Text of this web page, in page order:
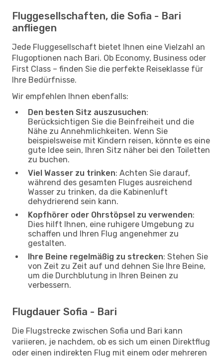
Fluggesellschaften, die Sofia - Bari
anfliegen
Jede Fluggesellschaft bietet Ihnen eine Vielzahl an
Flugoptionen nach Bari. Ob Economy, Business oder
First Class – finden Sie die perfekte Reiseklasse für
Ihre Bedürfnisse.
Wir empfehlen Ihnen ebenfalls:
Den besten Sitz auszusuchen:
Berücksichtigen Sie die Beinfreiheit und die
Nähe zu Annehmlichkeiten. Wenn Sie
beispielsweise mit Kindern reisen, könnte es eine
gute Idee sein, Ihren Sitz näher bei den Toiletten
zu buchen.
Viel Wasser zu trinken: Achten Sie darauf,
während des gesamten Fluges ausreichend
Wasser zu trinken, da die Kabinenluft
dehydrierend sein kann.
Kopfhörer oder Ohrstöpsel zu verwenden:
Dies hilft Ihnen, eine ruhigere Umgebung zu
schaffen und Ihren Flug angenehmer zu
gestalten.
Ihre Beine regelmäßig zu strecken: Stehen Sie
von Zeit zu Zeit auf und dehnen Sie Ihre Beine,
um die Durchblutung in Ihren Beinen zu
verbessern.
Flugdauer Sofia - Bari
Die Flugstrecke zwischen Sofia und Bari kann
variieren, je nachdem, ob es sich um einen Direktflug
oder einen indirekten Flug mit einem oder mehreren